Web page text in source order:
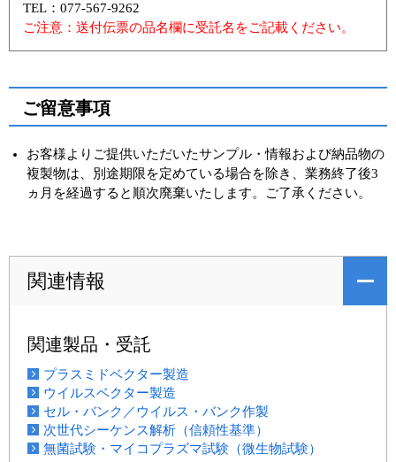
TEL：077-567-9262
ご注意：送付伝票の品名欄に受託名をご記載ください。
ご留意事項
お客様よりご提供いただいたサンプル・情報および納品物の
複製物は、別途期限を定めている場合を除き、業務終了後3
ヵ月を経過すると順次廃棄いたします。ご了承ください。
関連情報
関連製品・受託
プラスミドベクター製造
ウイルスベクター製造
セル・バンク／ウイルス・バンク作製
次世代シーケンス解析（信頼性基準）
無菌試験・マイコプラズマ試験（微生物試験）